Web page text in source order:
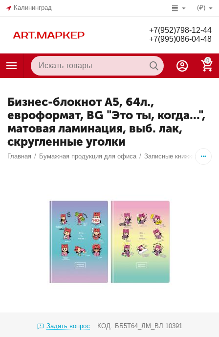
Калининград (₽)
+7(952)798-12-44
+7(995)086-04-48
0
Бизнес-блокнот А5, 64л.,
евроформат, BG "Это ты, когда...",
матовая ламинация, выб. лак,
скругленные уголки
Главная / Бумажная продукция для офиса / Записные книжки,
Задать вопрос КОД: ББ5Т64_ЛМ_ВЛ 10391